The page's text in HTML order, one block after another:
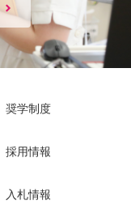
奨学制度
採用情報
入札情報